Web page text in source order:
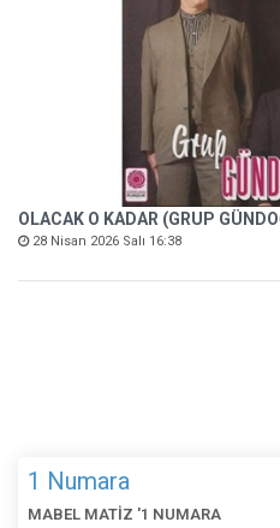
OLACAK O KADAR (GRUP
28 Nisan 2026 Salı 16:38
1 Numara
MABEL MATİZ '1 NUMARA